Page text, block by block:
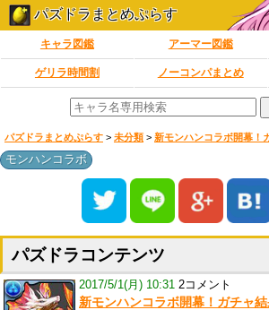
パズドラまとめぷらす
キャラ図鑑 アーマー図鑑
ゲリラ時間割 ノーコンパまとめ
パズドラまとめぷらす > 未分類 > 新モンハンコラボ開幕！
モンハンコラボ
パズドラコンテンツ
2017/5/1(月) 10:31 2コメント
新モンハンコラボ開幕！ガチャ